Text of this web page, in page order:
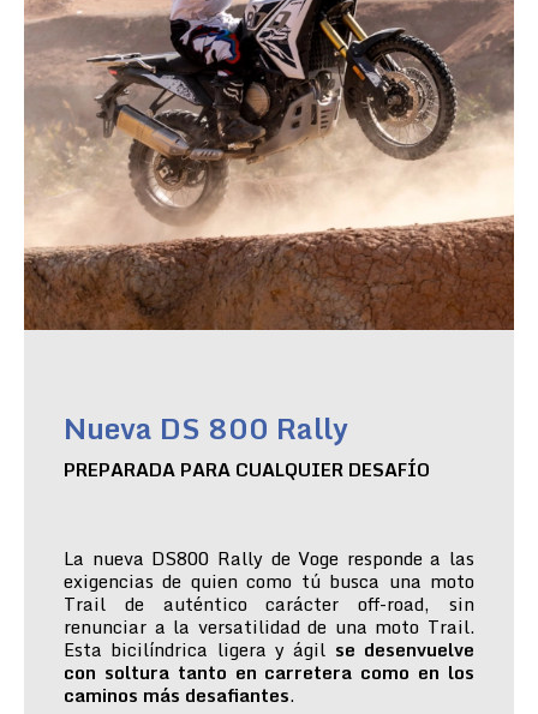
Nueva DS 800 Rally
PREPARADA PARA CUALQUIER DESAFÍO
La nueva DS800 Rally de Voge responde a las
exigencias de quien como tú busca una moto
Trail de auténtico carácter off-road, sin
renunciar a la versatilidad de una moto Trail.
Esta bicilíndrica ligera y ágil se desenvuelve
con soltura tanto en carretera como en los
caminos más desafiantes.